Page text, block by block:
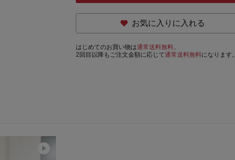
お気に入りに入れる
はじめてのお買い物は通常送料無料。
2回目以降もご注文金額に応じて通常送料無料になります